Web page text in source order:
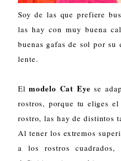
Soy de las que prefiere
las hay con muy buena
buenas gafas de sol por
lente.
Elmodelo Cat Eyese
rostros, porque tu eliges
rostro, las hay de distintos
Al tener los extremos
a los rostros cuadrados,